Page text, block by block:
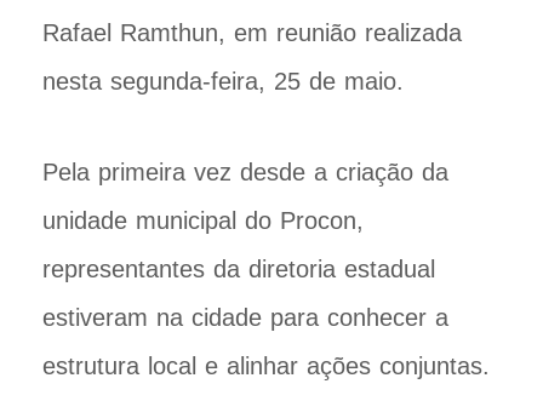
Rafael Ramthun, em reunião realizada
nesta segunda-feira, 25 de maio.
Pela primeira vez desde a criação da
unidade municipal do Procon,
representantes da diretoria estadual
estiveram na cidade para conhecer a
estrutura local e alinhar ações conjuntas.